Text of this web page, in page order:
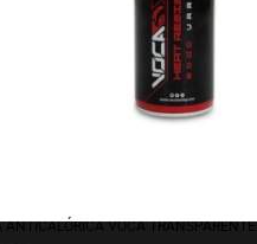
ANTICALÓRICA VOCA TRANSPARENTE